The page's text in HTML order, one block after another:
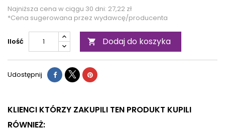
Najniższa cena w ciągu 30 dni: 27,22 zł
*Cena sugerowana przez wydawcę/producenta
Ilość  Dodaj do koszyka
Udostępnij
KLIENCI KTÓRZY ZAKUPILI TEN PRODUKT KUPILI
RÓWNIEŻ: